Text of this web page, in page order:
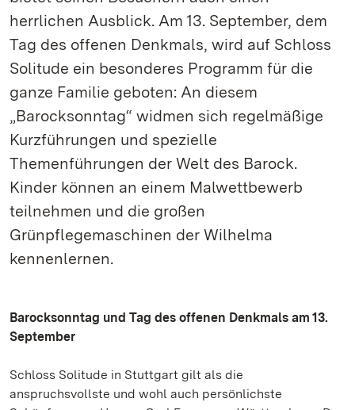
herrlichen Ausblick. Am 13. September, dem
Tag des offenen Denkmals, wird auf Schloss
Solitude ein besonderes Programm für die
ganze Familie geboten: An diesem
„Barocksonntag“ widmen sich regelmäßige
Kurzführungen und spezielle
Themenführungen der Welt des Barock.
Kinder können an einem Malwettbewerb
teilnehmen und die großen
Grünpflegemaschinen der Wilhelma
kennenlernen.
Barocksonntag und Tag des offenen Denkmals am 13.
September
Schloss Solitude in Stuttgart gilt als die
anspruchsvollste und wohl auch persönlichste